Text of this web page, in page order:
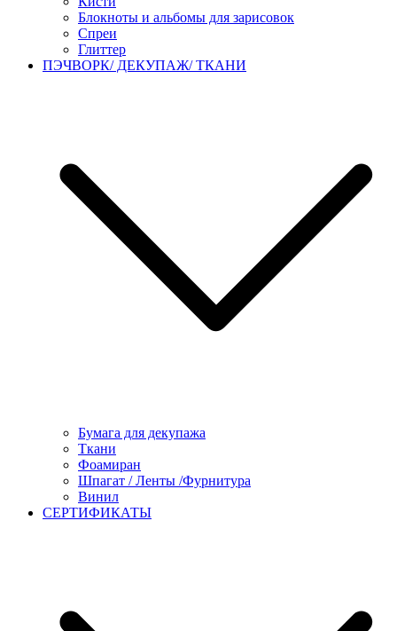
Блокноты и альбомы для зарисовок
Спреи
Глиттер
ПЭЧВОРК/ ДЕКУПАЖ/ ТКАНИ
Бумага для декупажа
Ткани
Фоамиран
Шпагат / Ленты /Фурнитура
Винил
СЕРТИФИКАТЫ